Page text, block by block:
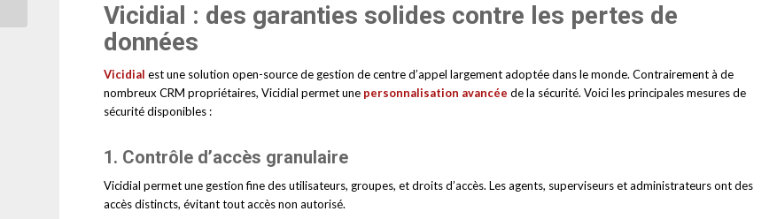
Vicidial : des garanties solides contre les pertes de
données
Vicidial est une solution open-source de gestion de centre d’appel largement adoptée dans le monde. Contrairement à de
nombreux CRM propriétaires, Vicidial permet une personnalisation avancée de la sécurité. Voici les principales mesures de
sécurité disponibles :
1. Contrôle d’accès granulaire
Vicidial permet une gestion fine des utilisateurs, groupes, et droits d’accès. Les agents, superviseurs et administrateurs ont des
accès distincts, évitant tout accès non autorisé.